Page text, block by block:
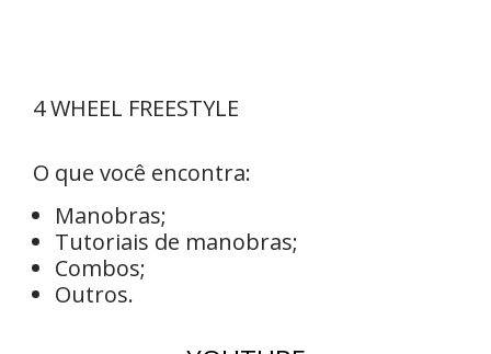
4 WHEEL FREESTYLE
O que você encontra:
Manobras;
Tutoriais de manobras;
Combos;
Outros.